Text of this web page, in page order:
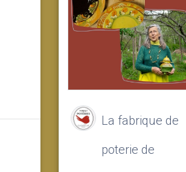
La fabrique de
poterie de